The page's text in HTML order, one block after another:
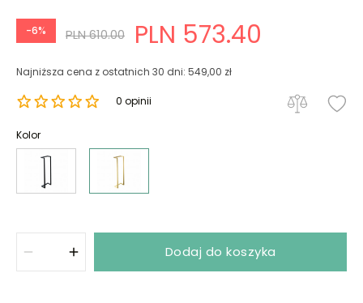
-6% PLN 610.00 PLN 573.40
Najniższa cena z ostatnich 30 dni: 549,00 zł
0 opinii
Kolor
Dodaj do koszyka